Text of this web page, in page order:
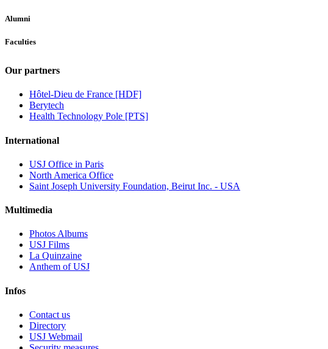
Alumni
Faculties
Our partners
Hôtel-Dieu de France [HDF]
Berytech
Health Technology Pole [PTS]
International
USJ Office in Paris
North America Office
Saint Joseph University Foundation, Beirut Inc. - USA
Multimedia
Photos Albums
USJ Films
La Quinzaine
Anthem of USJ
Infos
Contact us
Directory
USJ Webmail